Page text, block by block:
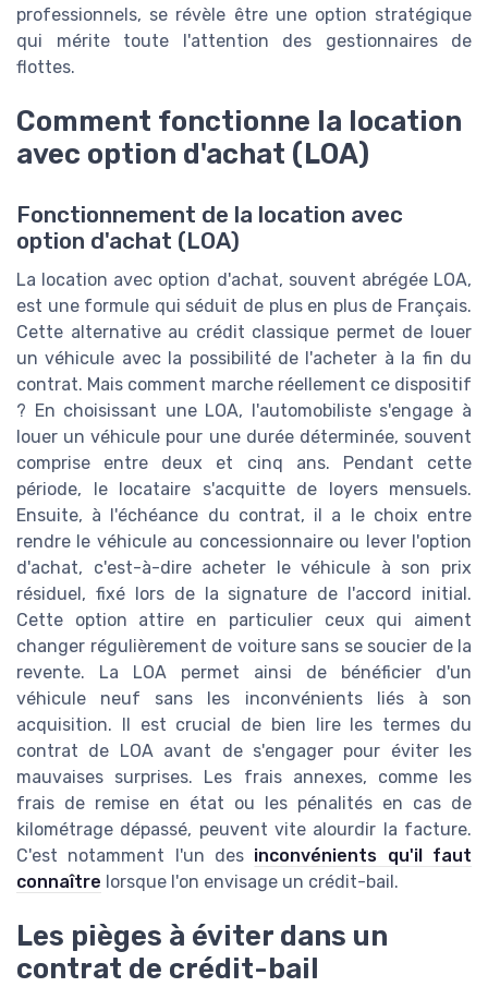
professionnels, se révèle être une option stratégique
qui mérite toute l'attention des gestionnaires de
flottes.
Comment fonctionne la location
avec option d'achat (LOA)
Fonctionnement de la location avec
option d'achat (LOA)
La location avec option d'achat, souvent abrégée LOA,
est une formule qui séduit de plus en plus de Français.
Cette alternative au crédit classique permet de louer
un véhicule avec la possibilité de l'acheter à la fin du
contrat. Mais comment marche réellement ce dispositif
? En choisissant une LOA, l'automobiliste s'engage à
louer un véhicule pour une durée déterminée, souvent
comprise entre deux et cinq ans. Pendant cette
période, le locataire s'acquitte de loyers mensuels.
Ensuite, à l'échéance du contrat, il a le choix entre
rendre le véhicule au concessionnaire ou lever l'option
d'achat, c'est-à-dire acheter le véhicule à son prix
résiduel, fixé lors de la signature de l'accord initial.
Cette option attire en particulier ceux qui aiment
changer régulièrement de voiture sans se soucier de la
revente. La LOA permet ainsi de bénéficier d'un
véhicule neuf sans les inconvénients liés à son
acquisition. Il est crucial de bien lire les termes du
contrat de LOA avant de s'engager pour éviter les
mauvaises surprises. Les frais annexes, comme les
frais de remise en état ou les pénalités en cas de
kilométrage dépassé, peuvent vite alourdir la facture.
C'est notamment l'un des inconvénients qu'il faut
connaître lorsque l'on envisage un crédit-bail.
Les pièges à éviter dans un
contrat de crédit-bail